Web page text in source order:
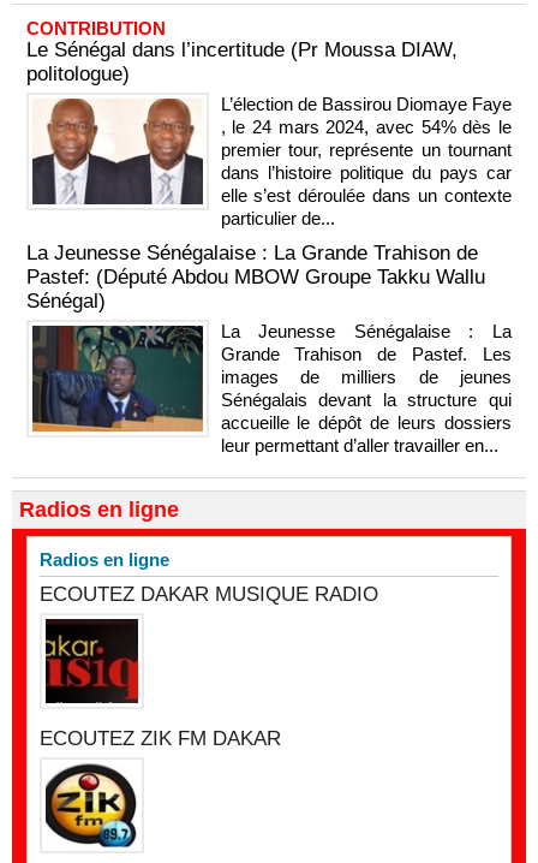
CONTRIBUTION
Le Sénégal dans l’incertitude (Pr Moussa DIAW,
politologue)
L’élection de Bassirou Diomaye Faye
, le 24 mars 2024, avec 54% dès le
premier tour, représente un tournant
dans l’histoire politique du pays car
elle s’est déroulée dans un contexte
particulier de...
La Jeunesse Sénégalaise : La Grande Trahison de
Pastef: (Député Abdou MBOW Groupe Takku Wallu
Sénégal)
La Jeunesse Sénégalaise : La
Grande Trahison de Pastef. Les
images de milliers de jeunes
Sénégalais devant la structure qui
accueille le dépôt de leurs dossiers
leur permettant d’aller travailler en...
Radios en ligne
Radios en ligne
ECOUTEZ DAKAR MUSIQUE RADIO
ECOUTEZ ZIK FM DAKAR